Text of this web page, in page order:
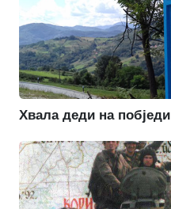
Хвала деди на побједи